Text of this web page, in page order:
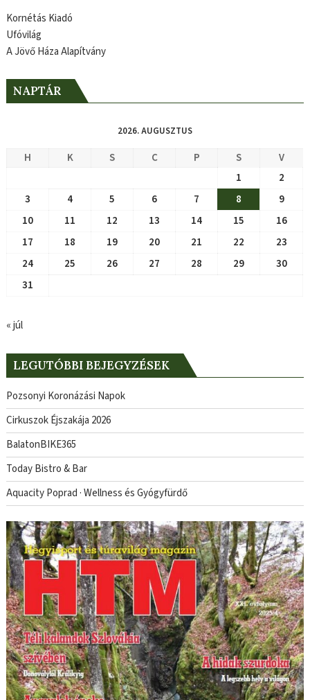
Kornétás Kiadó
Ufóvilág
A Jövő Háza Alapítvány
NAPTÁR
2026. AUGUSZTUS
H K S C P S
V
1
2
3
4 5 6 7 8
9
10
11 12 13 14 15
16
17
18 19 20 21 22
23
24
25 26 27 28 29
30
31
« júl
LEGUTÓBBI BEJEGYZÉSEK
Pozsonyi Koronázási Napok
Cirkuszok Éjszakája 2026
BalatonBIKE365
Today Bistro & Bar
Aquacity Poprad · Wellness és Gyógyfürdő